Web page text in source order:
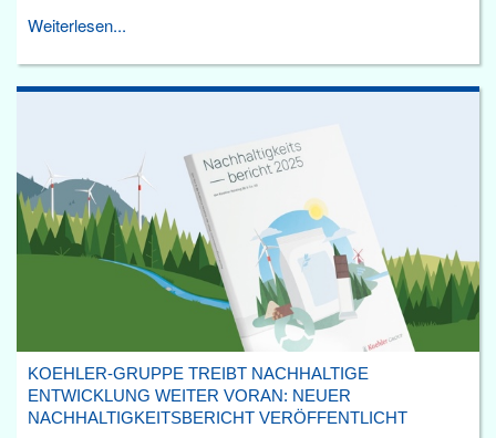
Weiterlesen...
KOEHLER-GRUPPE TREIBT NACHHALTIGE
ENTWICKLUNG WEITER VORAN: NEUER
NACHHALTIGKEITSBERICHT VERÖFFENTLICHT